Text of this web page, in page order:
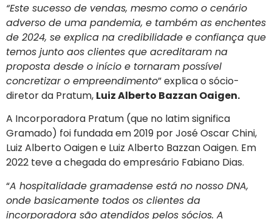
“Este sucesso de vendas, mesmo como o cenário
adverso de uma pandemia, e também as enchentes
de 2024, se explica na credibilidade e confiança que
temos junto aos clientes que acreditaram na
proposta desde o início e tornaram possível
concretizar o empreendimento” explica o sócio-
diretor da Pratum, Luiz Alberto Bazzan Oaigen.
A Incorporadora Pratum (que no latim significa
Gramado) foi fundada em 2019 por José Oscar Chini,
Luiz Alberto Oaigen e Luiz Alberto Bazzan Oaigen. Em
2022 teve a chegada do empresário Fabiano Dias.
“A hospitalidade gramadense está no nosso DNA,
onde basicamente todos os clientes da
incorporadora são atendidos pelos sócios. A